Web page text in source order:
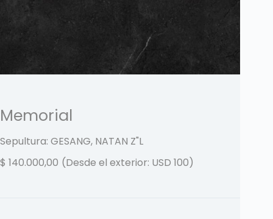
Memorial
Sepultura: GESANG, NATAN Z"L
$ 140.000,00 (Desde el exterior: USD 100)